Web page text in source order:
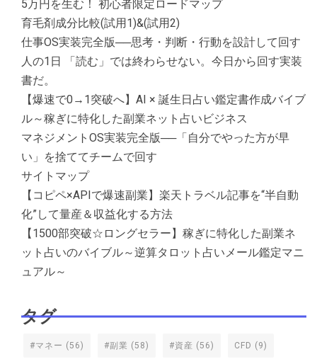
5万円を生む！ 初心者限定ロードマップ
育毛剤成分比較(試用1)&(試用2)
仕事OS実装完全版──思考・判断・行動を設計して回す
人の1日 「読む」では終わらせない。今日から回す実装
書だ。
【爆速で0→1突破へ】AI × 誕生日占い鑑定書作成バイブ
ル～稼ぎに特化した副業ネット占いビジネス
マネジメントOS実装完全版──「自分でやった方が早
い」を捨ててチームで回す
サイトマップ
【コピペ×APIで爆速副業】楽天トラベル記事を“半自動
化”して量産＆収益化する方法
【1500部突破☆ロングセラー】稼ぎに特化した副業ネ
ット占いのバイブル～逆算タロット占いメール鑑定マニ
ュアル～
タグ
#マネー (56) #副業 (58) #資産 (56) CFD (9)